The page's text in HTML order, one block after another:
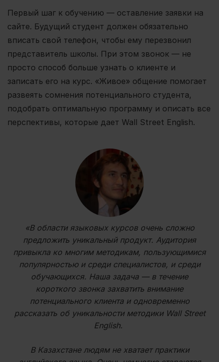
Первый шаг к обучению — оставление заявки на
сайте. Будущий студент должен обязательно
вписать свой телефон, чтобы ему перезвонил
представитель школы. При этом звонок — не
просто способ больше узнать о клиенте и
записать его на курс. «Живое» общение помогает
развеять сомнения потенциального студента,
подобрать оптимальную программу и описать все
перспективы, которые дает Wall Street English.
«В области языковых курсов очень сложно
предложить уникальный продукт. Аудитория
привыкла ко многим методикам, пользующимися
популярностью и среди специалистов, и среди
обучающихся. Наша задача — в течение
короткого звонка захватить внимание
потенциального клиента и одновременно
рассказать об уникальности методики Wall Street
English.
В Казахстане людям не хватает практики